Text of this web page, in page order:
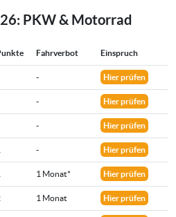
PKW & Motorrad
Fahrverbot Einspruch
- Hier prüfen
- Hier prüfen
- Hier prüfen
- Hier prüfen
1 Monat* Hier prüfen
1 Monat Hier prüfen